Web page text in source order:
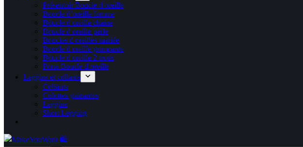
Présentoir Boucle d oreille
Boucle d’oreille femme
Boucle d oreille chaine
Boucle d oreille perle
Boucles d oreilles mariée
Boucle d oreille grimpante
Boucle d oreille 2 trous
Porte Boucle d oreille
Leggins et collants
Collants
Culottes gainantes
Leggins
Short Legging